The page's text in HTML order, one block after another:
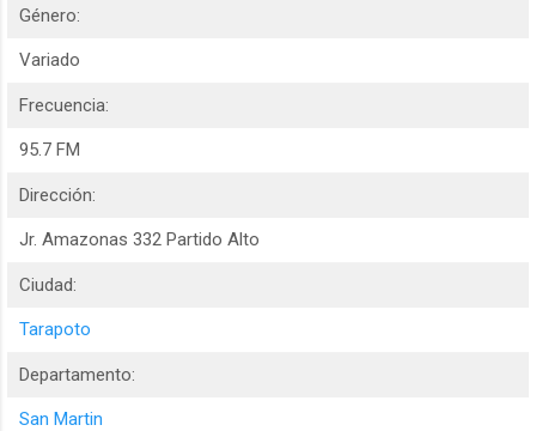
Género:
Variado
Frecuencia:
95.7 FM
Dirección:
Jr. Amazonas 332 Partido Alto
Ciudad:
Tarapoto
Departamento:
San Martin